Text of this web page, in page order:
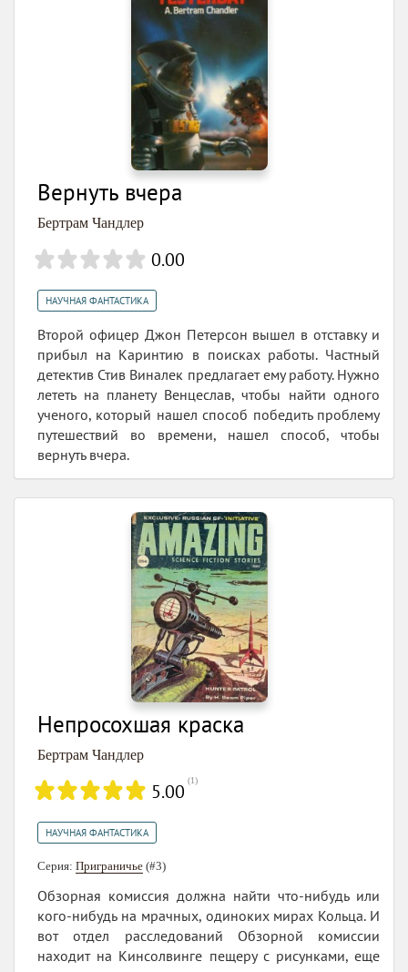
Вернуть вчера
Бертрам Чандлер
0.00
НАУЧНАЯ ФАНТАСТИКА
Второй офицер Джон Петерсон вышел в отставку и
прибыл на Каринтию в поисках работы. Частный
детектив Стив Виналек предлагает ему работу. Нужно
лететь на планету Венцеслав, чтобы найти одного
ученого, который нашел способ победить проблему
путешествий во времени, нашел способ, чтобы
вернуть вчера.
Непросохшая краска
Бертрам Чандлер
5.00 (1)
НАУЧНАЯ ФАНТАСТИКА
Серия: Приграничье (#3)
Обзорная комиссия должна найти что-нибудь или
кого-нибудь на мрачных, одиноких мирах Кольца. И
вот отдел расследований Обзорной комиссии
находит на Кинсолвинге пещеру с рисунками, еще